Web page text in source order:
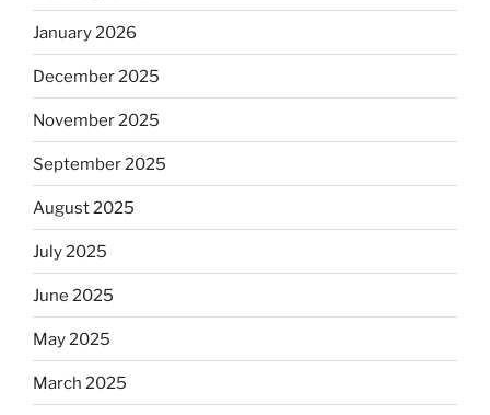
January 2026
December 2025
November 2025
September 2025
August 2025
July 2025
June 2025
May 2025
March 2025